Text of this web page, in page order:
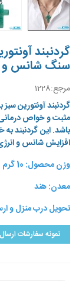
گردنبند
سنگ شانس و
مرجع:1228
گردنبند آونتورین
مثبت و خواص
باشد. این گردنبند
افزایش شانس و
وزن محصول: 10 گرم
معدن: هند
تحویل درب منزل و
نمونه سفارشات